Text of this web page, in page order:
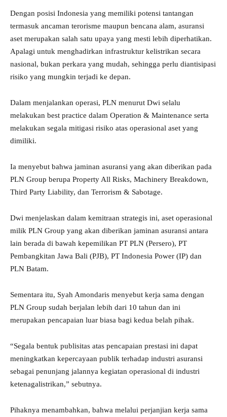
Dengan posisi Indonesia yang memiliki potensi tantangan
termasuk ancaman terorisme maupun bencana alam, asuransi
aset merupakan salah satu upaya yang mesti lebih diperhatikan.
Apalagi untuk menghadirkan infrastruktur kelistrikan secara
nasional, bukan perkara yang mudah, sehingga perlu diantisipasi
risiko yang mungkin terjadi ke depan.
Dalam menjalankan operasi, PLN menurut Dwi selalu
melakukan best practice dalam Operation & Maintenance serta
melakukan segala mitigasi risiko atas operasional aset yang
dimiliki.
Ia menyebut bahwa jaminan asuransi yang akan diberikan pada
PLN Group berupa Property All Risks, Machinery Breakdown,
Third Party Liability, dan Terrorism & Sabotage.
Dwi menjelaskan dalam kemitraan strategis ini, aset operasional
milik PLN Group yang akan diberikan jaminan asuransi antara
lain berada di bawah kepemilikan PT PLN (Persero), PT
Pembangkitan Jawa Bali (PJB), PT Indonesia Power (IP) dan
PLN Batam.
Sementara itu, Syah Amondaris menyebut kerja sama dengan
PLN Group sudah berjalan lebih dari 10 tahun dan ini
merupakan pencapaian luar biasa bagi kedua belah pihak.
“Segala bentuk publisitas atas pencapaian prestasi ini dapat
meningkatkan kepercayaan publik terhadap industri asuransi
sebagai penunjang jalannya kegiatan operasional di industri
ketenagalistrikan,” sebutnya.
Pihaknya menambahkan, bahwa melalui perjanjian kerja sama